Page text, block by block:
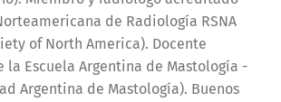
de Radiología RSNA
of North America). Docente
la Escuela Argentina de Mastología -
Argentina de Mastología). Buenos